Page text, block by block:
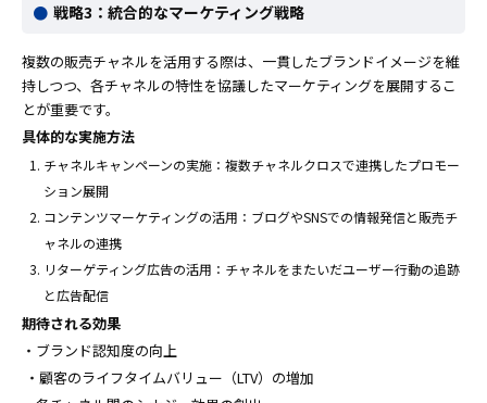
戦略3：統合的なマーケティング戦略
複数の販売チャネルを活用する際は、一貫したブランドイメージを維
持しつつ、各チャネルの特性を協議したマーケティングを展開するこ
とが重要です。
具体的な実施方法
チャネルキャンペーンの実施：複数チャネルクロスで連携したプロモー
ション展開
コンテンツマーケティングの活用：ブログやSNSでの情報発信と販売チ
ャネルの連携
リターゲティング広告の活用：チャネルをまたいだユーザー行動の追跡
と広告配信
期待される効果
・ブランド認知度の向上
・顧客のライフタイムバリュー（LTV）の増加